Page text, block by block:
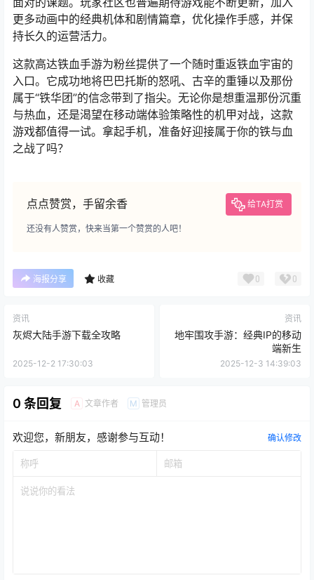
更多动画中的经典机体和剧情篇章，优化操作手感，并保
持长久的运营活力。
这款高达铁血手游为粉丝提供了一个随时重返铁血宇宙的
入口。它成功地将巴巴托斯的怒吼、古辛的重锤以及那份
属于“铁华团”的信念带到了指尖。无论你是想重温那份沉重
与热血，还是渴望在移动端体验策略性的机甲对战，这款
游戏都值得一试。拿起手机，准备好迎接属于你的铁与血
之战了吗？
点点赞赏，手留余香 给TA打赏
还没有人赞赏，快来当第一个赞赏的人吧！
海报分享 收藏 0 0
资讯
灰烬大陆手游下载全攻略
2025-12-2 17:30:03
资讯
地牢围攻手游：经典IP的移动
端新生
2025-12-3 14:39:03
0 条回复 A 文章作者 M 管理员
欢迎您，新朋友，感谢参与互动！ 确认修改